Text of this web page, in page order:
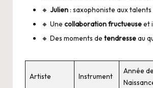
🔸 Julien: saxophoniste aux talents
🔸 Une collaboration fructueuseet
🔸 Des moments de tendresseau
Artiste Instrument
Année de